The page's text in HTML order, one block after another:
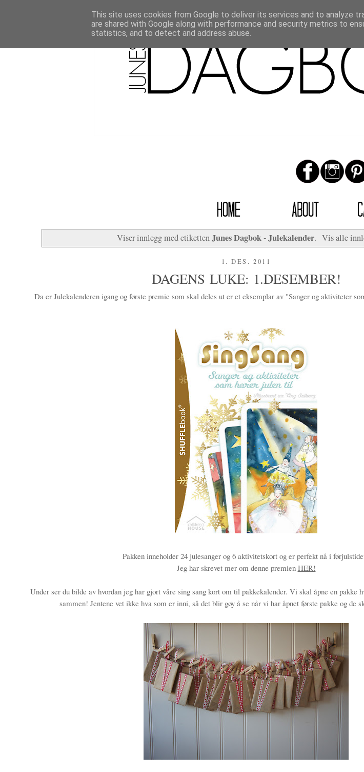
Viser innlegg med etikettenJunes Dagbok - Julekalender. Vis alle
1. DES. 2011
DAGENS LUKE: 1.DESEMBER!
Da er Julekalenderen igang og første premie som skal deles ut er et eksemplar av "Sanger og aktiviteter
Pakken inneholder 24 julesanger og 6 aktivitetskort og er perfekt nå i
Jeg har skrevet mer om denne premien HER!
Under ser du bilde av hvordan jeg har gjort våre sing sang kort om til pakkekalender. Vi skal åpne en pakke
sammen! Jentene vet ikke hva som er inni, så det blir gøy å se når vi har åpnet første pakke og de
This site uses cookies from Google to deliver its services and to analyze
are shared with Google along with performance and security metrics to
statistics, and to detect and address abuse.